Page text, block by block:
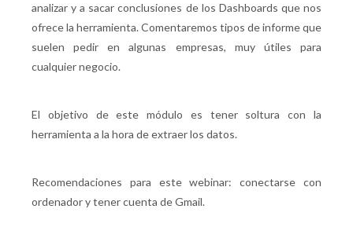
analizar y a sacar conclusiones de los Dashboards que nos
ofrece la herramienta. Comentaremos tipos de informe que
suelen pedir en algunas empresas, muy útiles para
cualquier negocio.
El objetivo de este módulo es tener soltura con la
herramienta a la hora de extraer los datos.
Recomendaciones para este webinar: conectarse con
ordenador y tener cuenta de Gmail.